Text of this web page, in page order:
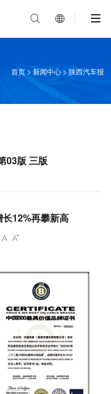
 
首页 > 新闻中心 > 陕西汽车报
03版 三版
12%再攀新高
 